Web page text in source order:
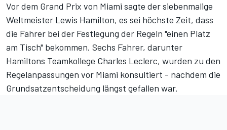
Vor dem Grand Prix von Miami sagte der siebenmalige
Weltmeister Lewis Hamilton, es sei höchste Zeit, dass
die Fahrer bei der Festlegung der Regeln "einen Platz
am Tisch" bekommen. Sechs Fahrer, darunter
Hamiltons Teamkollege Charles Leclerc, wurden zu den
Regelanpassungen vor Miami konsultiert - nachdem die
Grundsatzentscheidung längst gefallen war.